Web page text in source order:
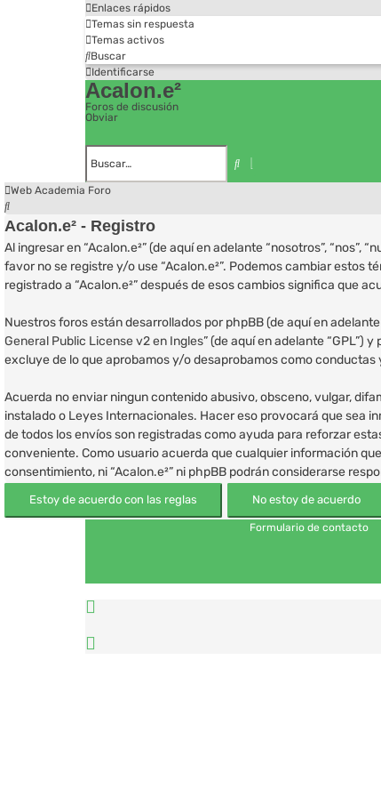
Enlaces rápidos
Temas sin respuesta
Temas activos
Buscar
Identificarse
Acalon.e²
Foros de discusión
Obviar
Buscar
avanzada
Web Academia Foro
Buscar
Acalon.e² - Registro
Al ingresar en “Acalon.e²” (de aquí en adelante “nosotros”,
favor no se registre y/o use “Acalon.e²”. Podemos cambiar
registrado a “Acalon.e²” después de esos cambios significa que
Nuestros foros están desarrollados por phpBB (de aquí en adelante
General Public License v2 en Ingles” (de aquí en adelante “GPL”)
excluye de lo que aprobamos y/o desaprobamos como
Acuerda no enviar ningun contenido abusivo, obsceno, vulgar,
instalado o Leyes Internacionales. Hacer eso provocará que sea
de todos los envíos son registradas como ayuda para reforzar
conveniente. Como usuario acuerda que cualquier información
consentimiento, ni “Acalon.e²” ni phpBB podrán considerarse
Formulario de contacto